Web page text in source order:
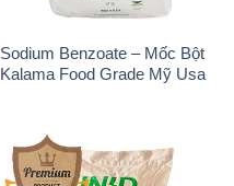
Sodium Benzoate – Mốc Bột
Kalama Food Grade Mỹ Usa